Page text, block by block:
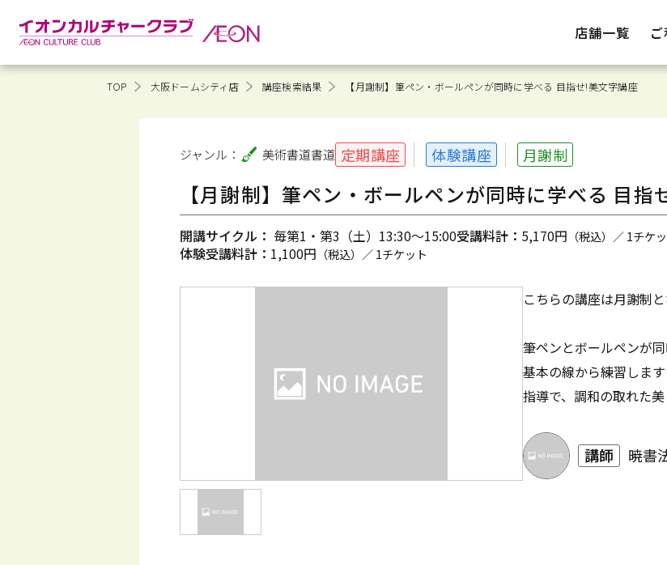
店舗一覧
TOP 大阪ドームシティ店 講座検索結果 【月謝制】筆ペン・ボールペンが同時に学べる 目指せ!美文字講座
ジャンル： 美術書道書道 定期講座 体験講座 月謝制
【月謝制】筆ペン・ボールペンが同時に学べる 目指
開講サイクル： 毎第1・第3（土）13:30～15:00受講料計： 5,170円 （税込）／ 1チケ
体験受講料計： 1,100円 （税込）／ 1チケット
こちらの講座は月謝制
筆ペンとボールペンが
基本の線から練習しま
指導で、調和の取れた美
講師 暁書